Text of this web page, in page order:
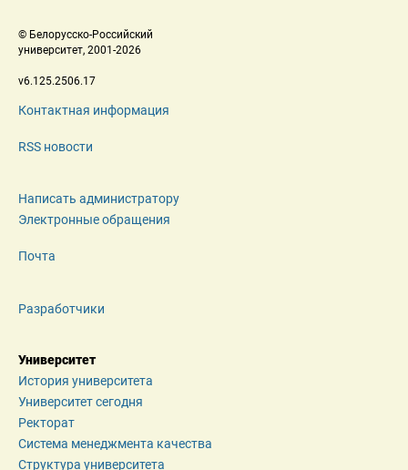
© Белорусско-Российский
университет, 2001-2026
v6.125.2506.17
Контактная информация
RSS новости
Написать администратору
Электронные обращения
Почта
Разработчики
Университет
История университета
Университет сегодня
Ректорат
Система менеджмента качества
Структура университета